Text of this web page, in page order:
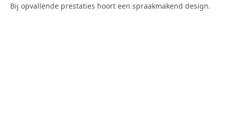
Bij opvallende prestaties hoort een spraakmakend design.